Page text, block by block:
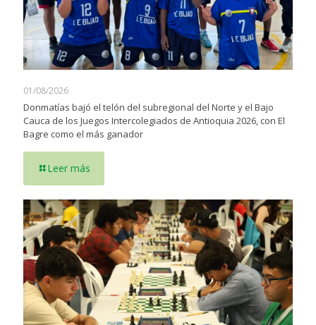
01/08/2026
Donmatías bajó el telón del subregional del Norte y el Bajo
Cauca de los Juegos Intercolegiados de Antioquia 2026, con El
Bagre como el más ganador
Leer más